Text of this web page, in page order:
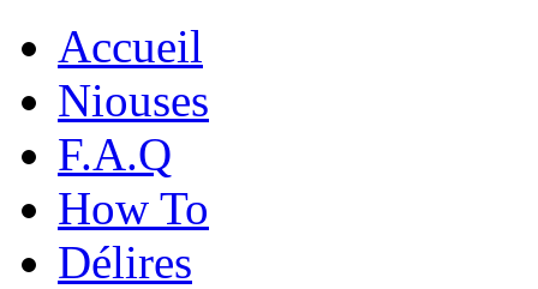
Accueil
Niouses
F.A.Q
How To
Délires